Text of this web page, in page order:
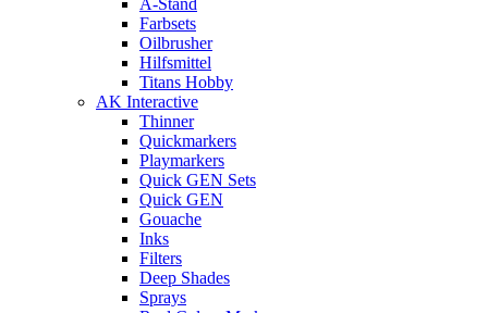
A-Stand
Farbsets
Oilbrusher
Hilfsmittel
Titans Hobby
AK Interactive
Thinner
Quickmarkers
Playmarkers
Quick GEN Sets
Quick GEN
Gouache
Inks
Filters
Deep Shades
Sprays